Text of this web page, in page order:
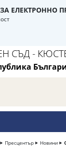
ЕЛЕКТРОННО
СЪД -
Пресцентър Новини